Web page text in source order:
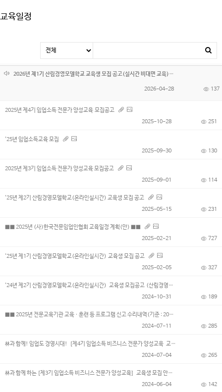
교육일정
2026년 제1기 산림경영모델학교 교육생 모집 공고(실시간 비대면 교육)
137
2026-04-28
2025년 제4기 임업소득 전문가 양성교육 모집공고
251
2025-10-28
'25년 임업소득교육 모집
130
2025-09-30
2025년 제3기 임업소득 전문가 양성교육 모집공고
114
2025-09-01
'25년 제2기 산림경영모델학교(온라인실시간) 교육생 모집 공고
231
2025-05-15
■■ 2025년 (사)한국전문임업인협회 교육일정 계획(안) ■■
727
2025-02-21
'25년 제1기 산림경영모델학교(온라인실시간) 교육생 모집 공고
327
2025-02-05
'24년 제2기 산림경영모델학교(온라인실시간) 교육생 모집공고 (산림경영자양성과정)
189
2024-10-31
■■ 2025년 전문교육기관 교육 · 훈련 등 프로그램 신고 수리내역(기준 : 2025.08.25.)■■
285
2024-07-11
林과 함께! 임업도 경영시대! [제4기 임업소득 비즈니스 전문가 양성교육 교육생 모집]
265
2024-07-04
林과 함께 하는 [제3기 임업소득 비즈니스 전문가 양성교육] 교육생 모집 안내
142
2024-06-04